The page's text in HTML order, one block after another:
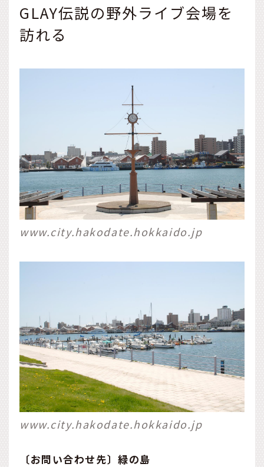
GLAY伝説の野外ライブ会場を
訪れる
www.city.hakodate.hokkaido.jp
www.city.hakodate.hokkaido.jp
〔お問い合わせ先〕緑の島